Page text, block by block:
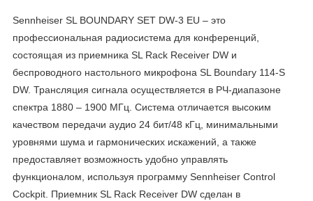
Sennheiser SL BOUNDARY SET DW-3 EU – это
профессиональная радиосистема для конференций,
состоящая из приемника SL Rack Receiver DW и
беспроводного настольного микрофона SL Boundary 114-S
DW. Трансляция сигнала осуществляется в РЧ-диапазоне
спектра 1880 – 1900 МГц. Система отличается высоким
качеством передачи аудио 24 бит/48 кГц, минимальными
уровнями шума и гармонических искажений, а также
предоставляет возможность удобно управлять
функционалом, используя программу Sennheiser Control
Cockpit. Приемник SL Rack Receiver DW сделан в